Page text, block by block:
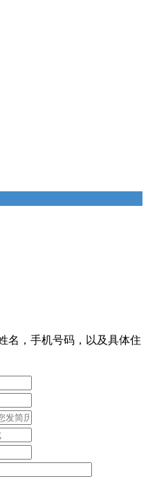
名，手机号码，以及具体住